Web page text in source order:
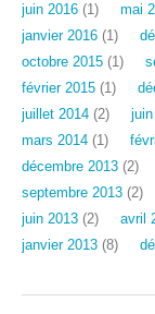
juin 2016 (1) mai
janvier 2016 (1)
octobre 2015 (1)
février 2015 (1)
juillet 2014 (2)
mars 2014 (1)
décembre 2013 (2)
septembre 2013 (2)
juin 2013 (2) avril
janvier 2013 (8)